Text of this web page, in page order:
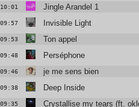
10:01 Jingle Arandel 1
09:57 Invisible Light
09:53 Ton appel
09:48 Perséphone
09:46 je me sens bien
09:38 Deep Inside
09:35 Crystallise my tears (ft.